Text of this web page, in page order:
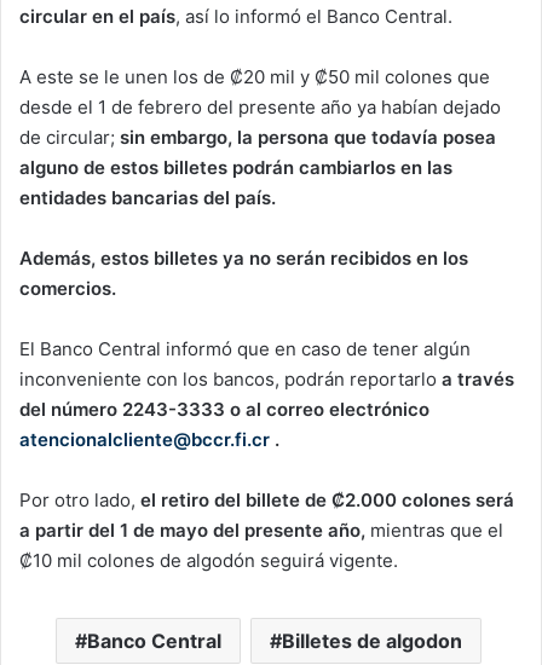
circular en el país, así lo informó el Banco Central.
A este se le unen los de ₡20 mil y ₡50 mil colones que
desde el 1 de febrero del presente año ya habían dejado
de circular; sin embargo, la persona que todavía posea
alguno de estos billetes podrán cambiarlos en las
entidades bancarias del país.
Además, estos billetes ya no serán recibidos en los
comercios.
El Banco Central informó que en caso de tener algún
inconveniente con los bancos, podrán reportarlo a través
del número 2243-3333 o al correo electrónico
atencionalcliente@bccr.fi.cr .
Por otro lado, el retiro del billete de ₡2.000 colones será
a partir del 1 de mayo del presente año, mientras que el
₡10 mil colones de algodón seguirá vigente.
Banco Central Billetes de algodon